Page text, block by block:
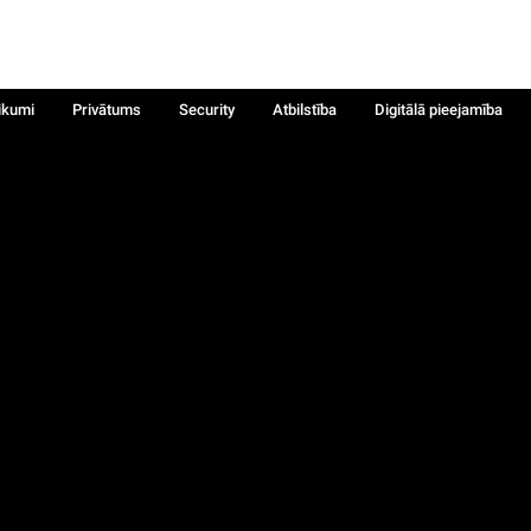
Privātums Security Atbilstība
Digitālā pieejamība